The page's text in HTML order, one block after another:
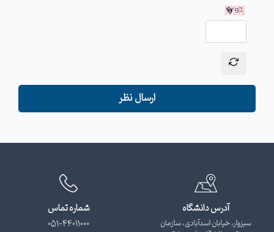
ارسال نظر
آدرس دانشگاه
سبزوار، خیابان اسدآبادی، سازمان
شماره تماس
051-44011000